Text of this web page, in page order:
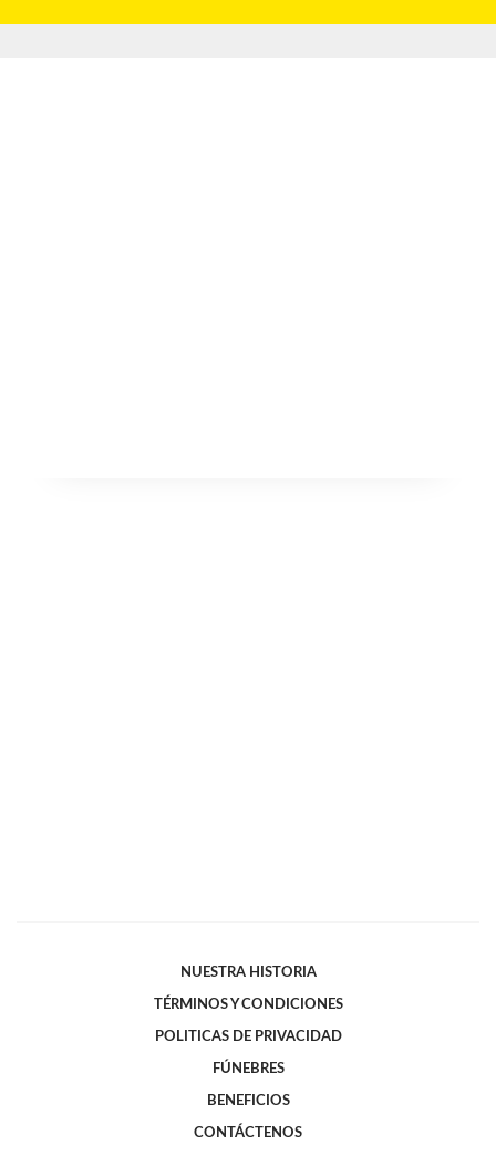
NUESTRA HISTORIA
TÉRMINOS Y CONDICIONES
POLITICAS DE PRIVACIDAD
FÚNEBRES
BENEFICIOS
CONTÁCTENOS